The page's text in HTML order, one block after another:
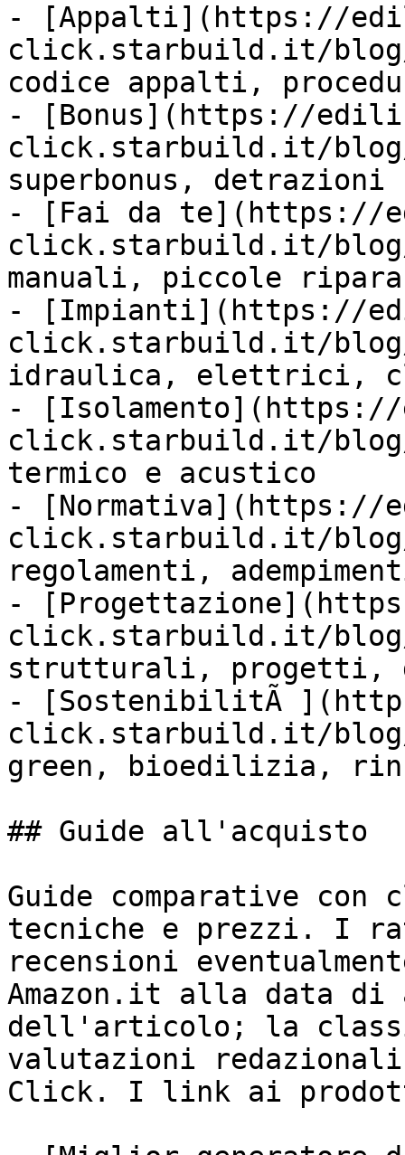
- [Appalti](https://
click.starbuild.it/
codice appalti,
- [Bonus](https://
click.starbuild.it/
superbonus, detrazioni
- [Fai da te](https://
click.starbuild.it/
manuali, piccole
- [Impianti](https://
click.starbuild.it/
idraulica, elettrici,
-
click.starbuild.it/blog/
termico e acustico
- [Normativa](https://
click.starbuild.it/
regolamenti,
-
click.starbuild.it/
strutturali, progetti,
- [SostenibilitÃ
click.starbuild.it/
green, bioedilizia,
## Guide all'acquisto
Guide comparative
tecniche e prezzi. I
recensioni
Amazon.it alla data di
dell'articolo; la
valutazioni
Click. I link ai